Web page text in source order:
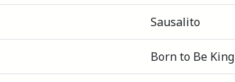
Sausalito
Born to Be King